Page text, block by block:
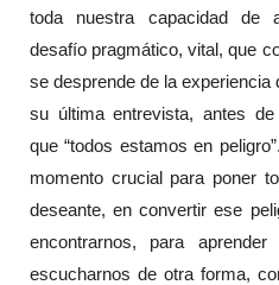
toda nuestra capacidad de
desafío pragmático, vital, que
se desprende de la experiencia
su última entrevista, antes
que “todos estamos en
momento crucial para poner
deseante, en convertir ese
encontrarnos, para
escucharnos de otra forma,